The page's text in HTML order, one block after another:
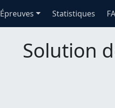
Épreuves Statistiques
Solution